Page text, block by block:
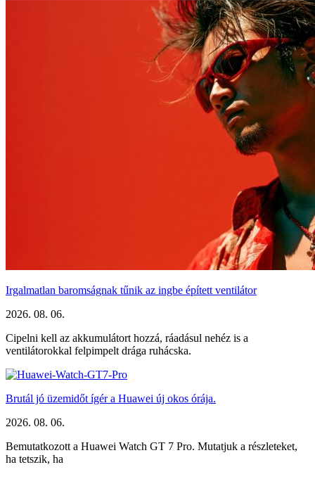
Irgalmatlan baromságnak tűnik az ingbe épített ventilátor
2026. 08. 06.
Cipelni kell az akkumulátort hozzá, ráadásul nehéz is a
ventilátorokkal felpimpelt drága ruhácska.
Brutál jó üzemidőt ígér a Huawei új okos órája.
2026. 08. 06.
Bemutatkozott a Huawei Watch GT 7 Pro. Mutatjuk a részleteket,
ha tetszik, ha